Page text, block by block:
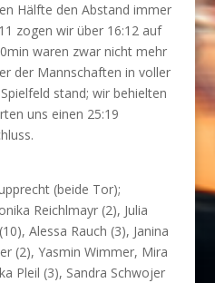
Hälfte den Abstand immer
zogen wir über 16:12 auf
waren zwar nicht mehr
der Mannschaften in voller
stand; wir behielten
uns einen 25:19
(beide Tor);
Reichlmayr (2), Julia
Alessa Rauch (3), Janina
(2), Yasmin Wimmer, Mira
Pleil (3), Sandra Schwojer